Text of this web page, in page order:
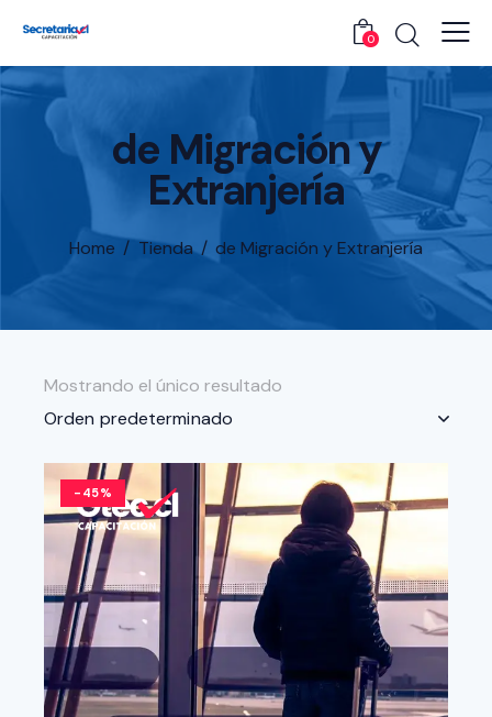
0
de Migración y
Extranjería
Home Tienda de Migración y Extranjería
Mostrando el único resultado
-45%